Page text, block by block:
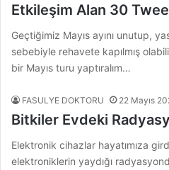
Etkileşim Alan 30
Geçtiğimiz Mayıs ayını unutup,
sebebiyle rehavete kapılmış
bir Mayıs turu yaptıralım…
FASULYE DOKTORU 22 Mayıs
Bitkiler Evdeki
Elektronik cihazlar hayatımıza
elektroniklerin yaydığı